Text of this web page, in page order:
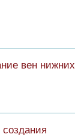
вен нижних
создания